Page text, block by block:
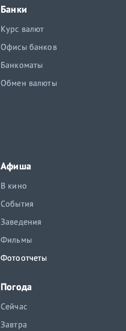
Банки
Курс валют
Офисы банков
Банкоматы
Обмен валюты
Афиша
В кино
События
Заведения
Фильмы
Фотоотчеты
Погода
Сейчас
Завтра